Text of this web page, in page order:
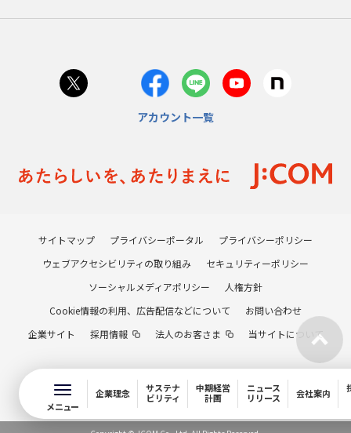
メニュー
企業理念
サステナ
ビリティ
中期経営
計画
ニュース
リリース
会社案内
アカウント一覧
サイトマップ プライバシーポータル
プライバシーポリシー
ウェブアクセシビリティの取り組み
セキュリティーポリシー
ソーシャルメディアポリシー
人権方針
Cookie情報の利用、広告配信などについて
お問い合わせ
企業サイト
採用情報 法人のお客さま 当サイトについて